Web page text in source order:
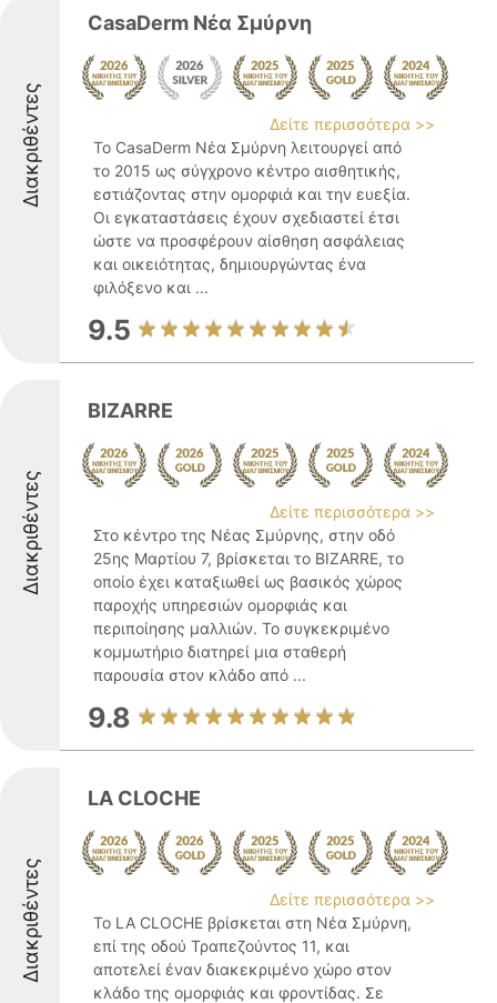
Διακριθέντες
CasaDerm Νέα Σμύρνη
Δείτε περισσότερα >>
Το CasaDerm Νέα Σμύρνη λειτουργεί από
το 2015 ως σύγχρονο κέντρο αισθητικής,
εστιάζοντας στην ομορφιά και την ευεξία.
Οι εγκαταστάσεις έχουν σχεδιαστεί έτσι
ώστε να προσφέρουν αίσθηση ασφάλειας
και οικειότητας, δημιουργώντας ένα
φιλόξενο και ...
9.5
Διακριθέντες
BIZARRE
Δείτε περισσότερα >>
Στο κέντρο της Νέας Σμύρνης, στην οδό
25ης Μαρτίου 7, βρίσκεται το BIZARRE, το
οποίο έχει καταξιωθεί ως βασικός χώρος
παροχής υπηρεσιών ομορφιάς και
περιποίησης μαλλιών. Το συγκεκριμένο
κομμωτήριο διατηρεί μια σταθερή
παρουσία στον κλάδο από ...
9.8
Διακριθέντες
LA CLOCHE
Δείτε περισσότερα >>
Το LA CLOCHE βρίσκεται στη Νέα Σμύρνη,
επί της οδού Τραπεζούντος 11, και
αποτελεί έναν διακεκριμένο χώρο στον
κλάδο της ομορφιάς και φροντίδας. Σε